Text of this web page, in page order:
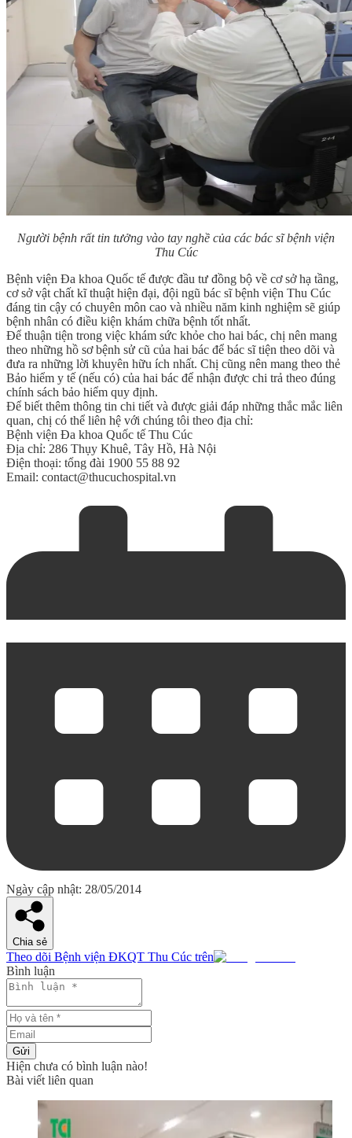
Người bệnh rất tin tưởng vào tay nghề của các bác sĩ bệnh viện
Thu Cúc
Bệnh viện Đa khoa Quốc tế được đầu tư đồng bộ về cơ sở hạ tầng,
cơ sở vật chất kĩ thuật hiện đại, đội ngũ bác sĩ bệnh viện Thu Cúc
đáng tin cậy có chuyên môn cao và nhiều năm kinh nghiệm sẽ giúp
bệnh nhân có điều kiện khám chữa bệnh tốt nhất.
Để thuận tiện trong việc khám sức khỏe cho hai bác, chị nên mang
theo những hồ sơ bệnh sử cũ của hai bác để bác sĩ tiện theo dõi và
đưa ra những lời khuyên hữu ích nhất. Chị cũng nên mang theo thẻ
Bảo hiểm y tế (nếu có) của hai bác để nhận được chi trả theo đúng
chính sách bảo hiểm quy định.
Để biết thêm thông tin chi tiết và được giải đáp những thắc mắc liên
quan, chị có thể liên hệ với chúng tôi theo địa chỉ:
Bệnh viện Đa khoa Quốc tế Thu Cúc
Địa chỉ: 286 Thụy Khuê, Tây Hồ, Hà Nội
Điện thoại: tổng đài 1900 55 88 92
Email: contact@thucuchospital.vn
Ngày cập nhật: 28/05/2014
Chia sẻ
Theo dõi Bệnh viện ĐKQT Thu Cúc trên
Bình luận
Gửi
Hiện chưa có bình luận nào!
Bài viết liên quan